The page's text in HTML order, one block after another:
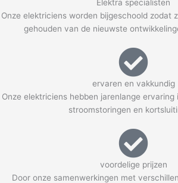
Elektra specialisten
Onze elektriciens worden bijgeschoold zodat
gehouden van de nieuwste
ervaren en vakkundig
Onze elektriciens hebben jarenlange
stroomstoringen en
voordelige prijzen
Door onze samenwerkingen met